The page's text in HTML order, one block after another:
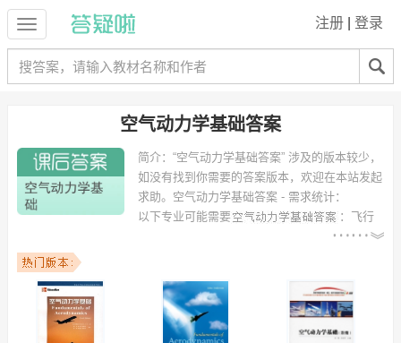
注册 登录
空气动力学基础答案
简介： “空气动力学基础答案” 涉及的版本较少，
如没有找到你需要的答案版本，欢迎在本站发起
求助。 空气动力学基础答案 - 需求统计：
以下专业可能需要
：飞行
器设计与工程、工程力学、风能与动力工程、飞行器动力工程、机械电
子工程、电子信息工程、测控技术与仪器（光机电一体化方向）、电气
工程与智能控制、工程力学与航天航空工程、交通运输 等专业。
以下学校的同学下载过
空气动力学基础答案
：北京理工大学、复旦大
学、南京航空航天大学、中国计量学院、南京航天航空大学、西北工业
大学、东南大学成贤学院、杭州电子科技大学、中国电子科技学院、西